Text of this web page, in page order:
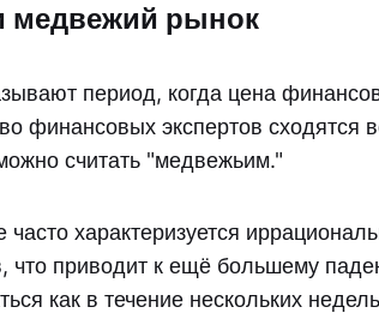
медвежий рынок
период, когда цена
финансовых экспертов сходятся
считать "медвежьим."
характеризуется
что приводит к ещё большему
как в течение нескольких